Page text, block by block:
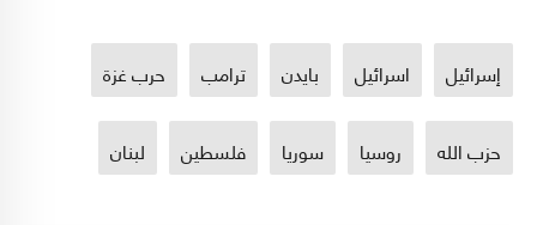
إسرائيل اسرائيل بايدن ترامب حرب غزة
حزب الله روسيا سوريا فلسطين لبنان